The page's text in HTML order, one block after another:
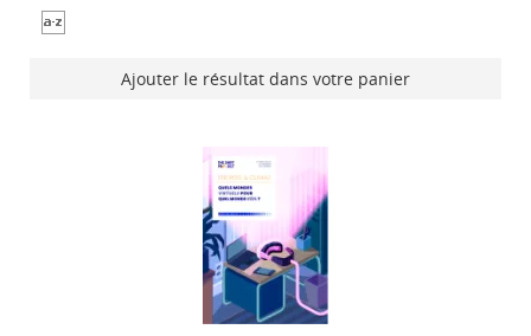
Ajouter le résultat dans votre panier